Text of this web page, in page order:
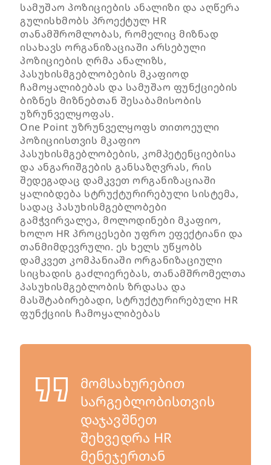
სამუშაო პოზიციების ანალიზი და აღწერა
გულისხმობს პროექტულ HR
თანამშრომლობას, რომელიც მიზნად
ისახავს ორგანიზაციაში არსებული
პოზიციების ღრმა ანალიზს,
პასუხისმგებლობების მკაფიოდ
ჩამოყალიბებას და სამუშაო ფუნქციების
ბიზნეს მიზნებთან შესაბამისობის
უზრუნველყოფას.
One Point უზრუნველყოფს თითოეული
პოზიციისთვის მკაფიო
პასუხისმგებლობების, კომპეტენციებისა
და ანგარიშგების განსაზღვრას, რის
შედეგადაც დამკვეთ ორგანიზაციაში
ყალიბდება სტრუქტურირებული სისტემა,
სადაც პასუხისმგებლობები
გამჭვირვალეა, მოლოდინები მკაფიო,
ხოლო HR პროცესები უფრო ეფექტიანი და
თანმიმდევრული. ეს ხელს უწყობს
დამკვეთ კომპანიაში ორგანიზაციული
სიცხადის გაძლიერებას, თანამშრომელთა
პასუხისმგებლობის ზრდასა და
მასშტაბირებადი, სტრუქტურირებული HR
ფუნქციის ჩამოყალიბებას
მომსახურებით
სარგებლობისთვის
დაჯავშნეთ
შეხვედრა HR
მენეჯერთან